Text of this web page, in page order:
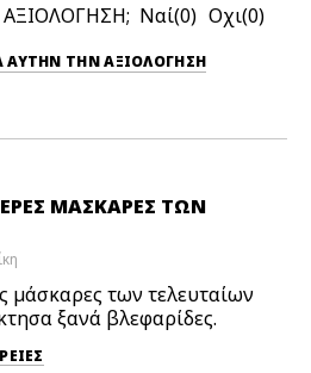
ΑΞΙΟΛΟΓΗΣΗ; 0 0
ΕΠΙΣΗΜΆΝΕΤΕ ΑΡΝΗΤΙΚΆ ΑΥΤΉΝ ΤΗΝ ΑΞΙΟΛΟΓΗΣΗ
ΜΆΣΚΑΡΕΣ ΤΩΝ
μάσκαρες των τελευταίων
ξανά βλεφαρίδες.